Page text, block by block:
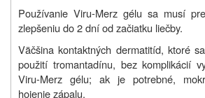
Používanie Viru-Merz gélu sa musí
zlepšeniu do 2 dní od začiatku liečby.
Väčšina kontaktných dermatitíd, ktoré
použití tromantadínu, bez komplikácií
Viru-Merz gélu; ak je potrebné,
hojenie zápalu.